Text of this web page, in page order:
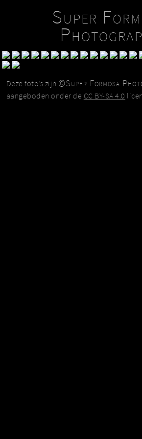
Super
Deze foto’s zijn ©Super Formosa
aangeboden onder de CC BY-SA 4.0